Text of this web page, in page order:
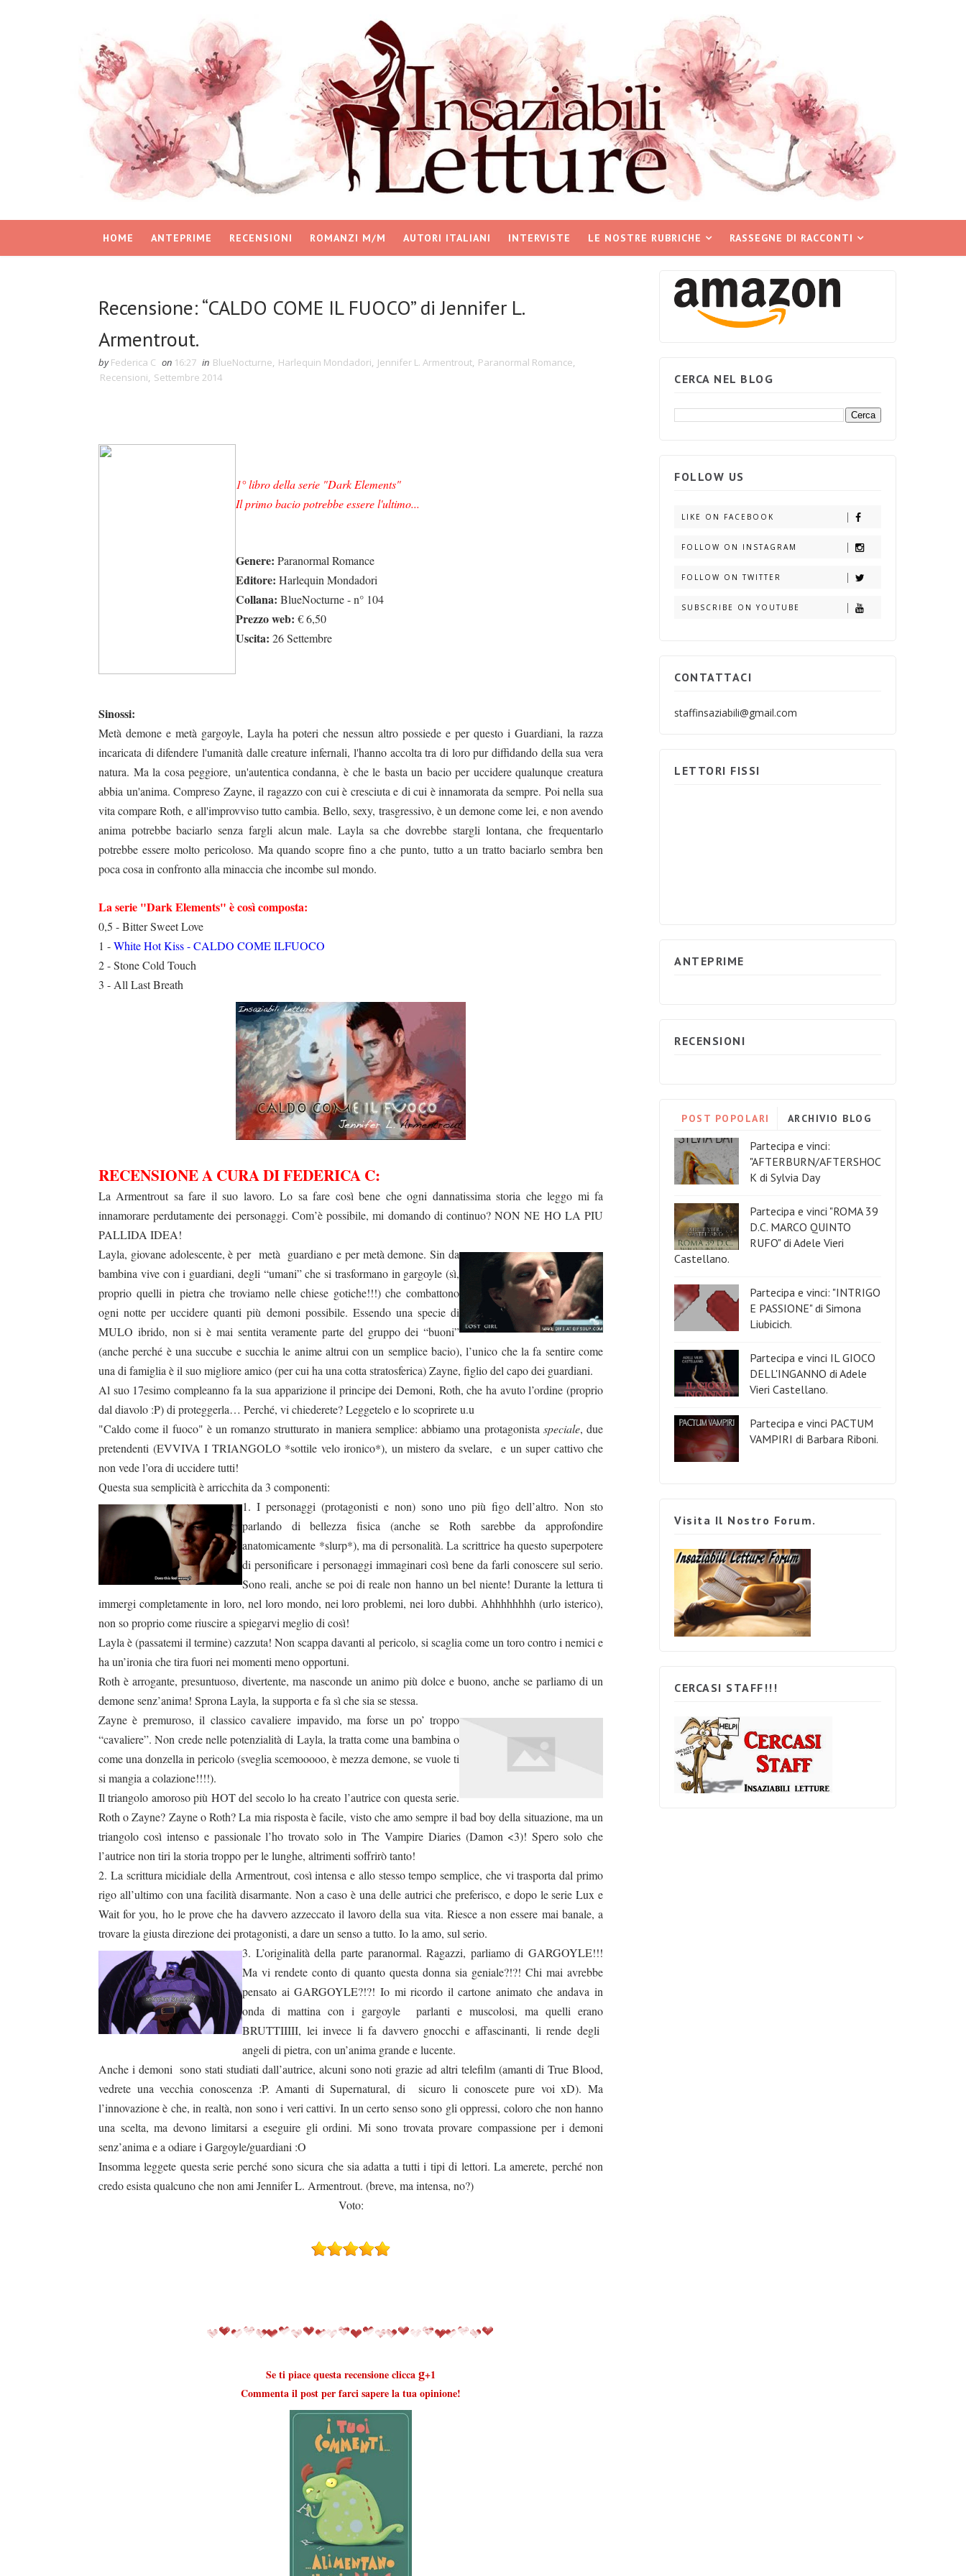
HOME ANTEPRIME RECENSIONI ROMANZI M/M AUTORI ITALIANI INTERVISTE LE NOSTRE RUBRICHE RASSEGNE DI RACCONTI
Recensione: “CALDO COME IL FUOCO” di Jennifer L.
Armentrout.
by Federica C on 16:27 in BlueNocturne, Harlequin Mondadori, Jennifer L. Armentrout, Paranormal Romance,
Recensioni, Settembre 2014
1° libro della serie "Dark Elements"
Il primo bacio potrebbe essere l'ultimo...
Genere: Paranormal Romance
Editore: Harlequin Mondadori
Collana: BlueNocturne - n° 104
Prezzo web: € 6,50
Uscita: 26 Settembre
Sinossi:
Metà demone e metà gargoyle, Layla ha poteri che nessun altro possiede e per questo i Guardiani, la razza
incaricata di difendere l'umanità dalle creature infernali, l'hanno accolta tra di loro pur diffidando della sua vera
natura. Ma la cosa peggiore, un'autentica condanna, è che le basta un bacio per uccidere qualunque creatura
abbia un'anima. Compreso Zayne, il ragazzo con cui è cresciuta e di cui è innamorata da sempre. Poi nella sua
vita compare Roth, e all'improvviso tutto cambia. Bello, sexy, trasgressivo, è un demone come lei, e non avendo
anima potrebbe baciarlo senza fargli alcun male. Layla sa che dovrebbe stargli lontana, che frequentarlo
potrebbe essere molto pericoloso. Ma quando scopre fino a che punto, tutto a un tratto baciarlo sembra ben
poca cosa in confronto alla minaccia che incombe sul mondo.
La serie "Dark Elements" è così composta:
0,5 - Bitter Sweet Love
1 -White Hot Kiss - CALDO COME ILFUOCO
2 - Stone Cold Touch
3 - All Last Breath
RECENSIONE A CURA DI FEDERICA C:
La Armentrout sa fare il suo lavoro. Lo sa fare così bene che ogni dannatissima storia che leggo mi fa
innamorare perdutamente dei personaggi. Com’è possibile, mi domando di continuo? NON NE HO LA PIU
PALLIDA IDEA!
Layla, giovane adolescente, è per metà guardiano e per metà demone. Sin da
bambina vive con i guardiani, degli “umani” che si trasformano in gargoyle (sì,
proprio quelli in pietra che troviamo nelle chiese gotiche!!!) che combattono
ogni notte per uccidere quanti più demoni possibile. Essendo una specie di
MULO ibrido, non si è mai sentita veramente parte del gruppo dei “buoni”
(anche perché è una succube e succhia le anime altrui con un semplice bacio), l’unico che la fa sentire come
una di famiglia è il suo migliore amico (per cui ha una cotta stratosferica) Zayne, figlio del capo dei guardiani.
Al suo 17esimo compleanno fa la sua apparizione il principe dei Demoni, Roth, che ha avuto l’ordine (proprio
dal diavolo :P) di proteggerla… Perché, vi chiederete? Leggetelo e lo scoprirete u.u
"Caldo come il fuoco" è un romanzo strutturato in maniera semplice: abbiamo una protagonista speciale, due
pretendenti (EVVIVA I TRIANGOLO *sottile velo ironico*), un mistero da svelare,
e un super cattivo che
non vede l’ora di uccidere tutti!
Questa sua semplicità è arricchita da 3 componenti:
1. I personaggi (protagonisti e non) sono uno più figo dell’altro. Non sto
parlando di bellezza fisica (anche se Roth sarebbe da approfondire
anatomicamente *slurp*), ma di personalità. La scrittrice ha questo superpotere
di personificare i personaggi immaginari così bene da farli conoscere sul serio.
Sono reali, anche se poi di reale non hanno un bel niente! Durante la lettura ti
immergi completamente in loro, nel loro mondo, nei loro problemi, nei loro dubbi. Ahhhhhhhh (urlo isterico),
non so proprio come riuscire a spiegarvi meglio di così!
Layla è (passatemi il termine) cazzuta! Non scappa davanti al pericolo, si scaglia come un toro contro i nemici e
ha un’ironia che tira fuori nei momenti meno opportuni.
Roth è arrogante, presuntuoso, divertente, ma nasconde un animo più dolce e buono, anche se parliamo di un
demone senz’anima! Sprona Layla, la supporta e fa sì che sia se stessa.
Zayne è premuroso, il classico cavaliere impavido, ma forse un po’ troppo
“cavaliere”. Non crede nelle potenzialità di Layla, la tratta come una bambina o
come una donzella in pericolo (sveglia scemooooo, è mezza demone, se vuole ti
si mangia a colazione!!!!).
Il triangolo amoroso più HOT del secolo lo ha creato l’autrice con questa serie.
Roth o Zayne? Zayne o Roth? La mia risposta è facile, visto che amo sempre il bad boy della situazione, ma un
triangolo così intenso e passionale l’ho trovato solo in The Vampire Diaries (Damon <3)! Spero solo che
l’autrice non tiri la storia troppo per le lunghe, altrimenti soffrirò tanto!
2. La scrittura micidiale della Armentrout, così intensa e allo stesso tempo semplice, che vi trasporta dal primo
rigo all’ultimo con una facilità disarmante. Non a caso è una delle autrici che preferisco, e dopo le serie Lux e
Wait for you, ho le prove che ha davvero azzeccato il lavoro della sua vita. Riesce a non essere mai banale, a
trovare la giusta direzione dei protagonisti, a dare un senso a tutto. Io la amo, sul serio.
3. L’originalità della parte paranormal. Ragazzi, parliamo di GARGOYLE!!!
Ma vi rendete conto di quanto questa donna sia geniale?!?! Chi mai avrebbe
pensato ai GARGOYLE?!?! Io mi ricordo il cartone animato che andava in
onda di mattina con i gargoyle
parlanti e muscolosi, ma quelli erano
BRUTTIIIII, lei invece li fa davvero gnocchi e affascinanti, li rende degli
angeli di pietra, con un’anima grande e lucente.
Anche i demoni sono stati studiati dall’autrice, alcuni sono noti grazie ad altri telefilm (amanti di True Blood,
vedrete una vecchia conoscenza :P. Amanti di Supernatural, di
sicuro li conoscete pure voi xD). Ma
l’innovazione è che, in realtà, non sono i veri cattivi. In un certo senso sono gli oppressi, coloro che non hanno
una scelta, ma devono limitarsi a eseguire gli ordini. Mi sono trovata provare compassione per i demoni
senz’anima e a odiare i Gargoyle/guardiani :O
Insomma leggete questa serie perché sono sicura che sia adatta a tutti i tipi di lettori. La amerete, perché non
credo esista qualcuno che non ami Jennifer L. Armentrout. (breve, ma intensa, no?)
Voto:
Se ti piace questa recensione cliccag+1
Commenta il post per farci sapere la tua opinione!
CERCA NEL BLOG
FOLLOW US
LIKE ON FACEBOOK
FOLLOW ON INSTAGRAM
FOLLOW ON TWITTER
SUBSCRIBE ON YOUTUBE
CONTATTACI
staffinsaziabili@gmail.com
LETTORI FISSI
ANTEPRIME
RECENSIONI
POST POPOLARI ARCHIVIO BLOG
Partecipa e vinci:
"AFTERBURN/AFTERSHOC
K di Sylvia Day
Partecipa e vinci "ROMA 39
D.C. MARCO QUINTO
RUFO" di Adele Vieri
Castellano.
Partecipa e vinci: "INTRIGO
E PASSIONE" di Simona
Liubicich.
Partecipa e vinci IL GIOCO
DELL'INGANNO di Adele
Vieri Castellano.
Partecipa e vinci PACTUM
VAMPIRI di Barbara Riboni.
Visita Il Nostro Forum.
CERCASI STAFF!!!